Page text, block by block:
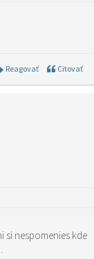
Reagovať Citovať
si nespomenies kde